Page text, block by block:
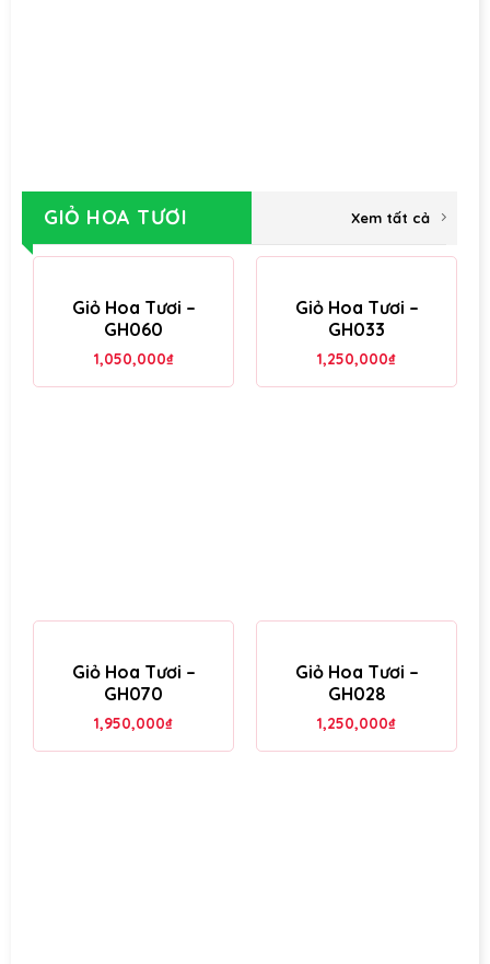
GIỎ HOA TƯƠI Xem tất cả
Giỏ Hoa Tươi –
GH060
1,050,000₫
Giỏ Hoa Tươi –
GH033
1,250,000₫
Giỏ Hoa Tươi –
GH070
1,950,000₫
Giỏ Hoa Tươi –
GH028
1,250,000₫